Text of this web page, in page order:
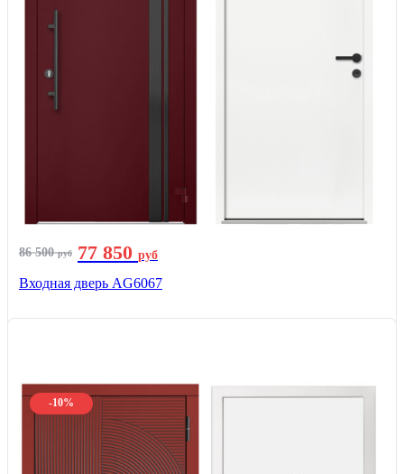
86 500руб 77 850 руб
Входная дверь AG6067
-10%